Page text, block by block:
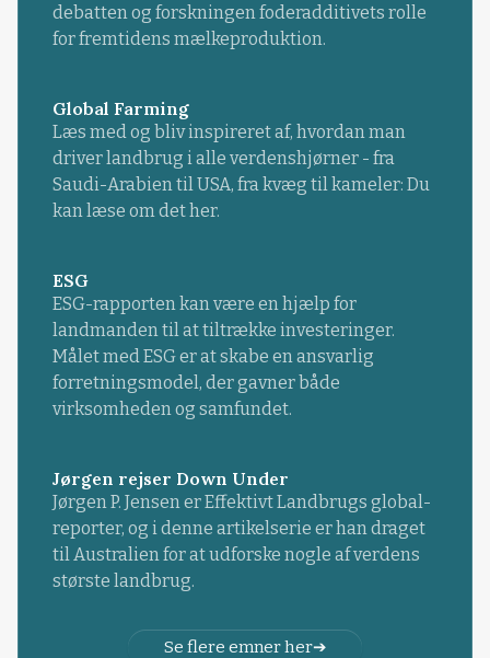
debatten og forskningen foderadditivets rolle
for fremtidens mælkeproduktion.
Global Farming
Læs med og bliv inspireret af, hvordan man
driver landbrug i alle verdenshjørner - fra
Saudi-Arabien til USA, fra kvæg til kameler: Du
kan læse om det her.
ESG
ESG-rapporten kan være en hjælp for
landmanden til at tiltrække investeringer.
Målet med ESG er at skabe en ansvarlig
forretningsmodel, der gavner både
virksomheden og samfundet.
Jørgen rejser Down Under
Jørgen P. Jensen er Effektivt Landbrugs global-
reporter, og i denne artikelserie er han draget
til Australien for at udforske nogle af verdens
største landbrug.
Se flere emner her